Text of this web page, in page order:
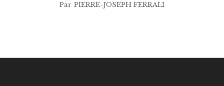
Par PIERRE-JOSEPH FERRALI